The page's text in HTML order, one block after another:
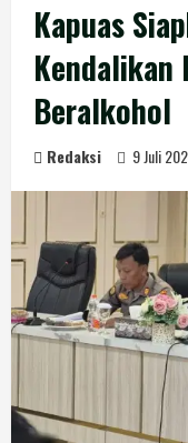
Kapuas
Kendalikan
Beralkohol
Redaksi 9 Juli